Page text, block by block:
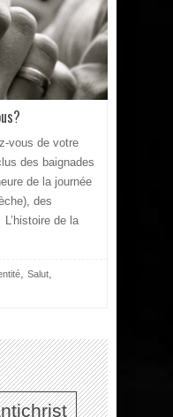
vous de votre
des baignades
de la journée
des
de la
Salut